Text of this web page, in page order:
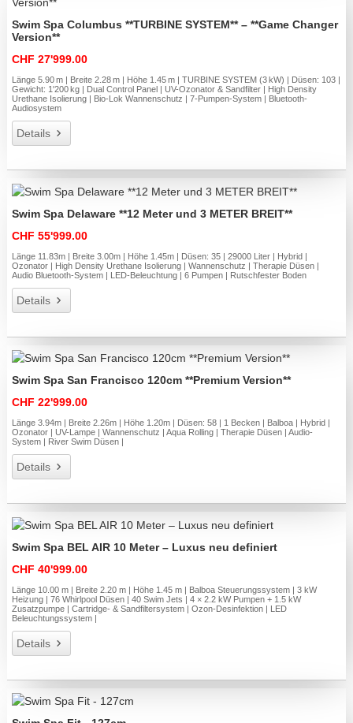
Swim Spa Columbus **TURBINE SYSTEM** – **Game Changer
Version**
CHF 27'999.00
Länge 5.90 m | Breite 2.28 m | Höhe 1.45 m | TURBINE SYSTEM (3 kW) | Düsen: 103 |
Gewicht: 1'200 kg | Dual Control Panel | UV-Ozonator & Sandfilter | High Density
Urethane Isolierung | Bio-Lok Wannenschutz | 7-Pumpen-System | Bluetooth-
Audiosystem
Details
Swim Spa Delaware **12 Meter und 3 METER BREIT**
CHF 55'999.00
Länge 11.83m | Breite 3.00m | Höhe 1.45m | Düsen: 35 | 29000 Liter | Hybrid |
Ozonator | High Density Urethane Isolierung | Wannenschutz | Therapie Düsen |
Audio Bluetooth-System | LED-Beleuchtung | 6 Pumpen | Rutschfester Boden
Details
Swim Spa San Francisco 120cm **Premium Version**
CHF 22'999.00
Länge 3.94m | Breite 2.26m | Höhe 1.20m | Düsen: 58 | 1 Becken | Balboa | Hybrid |
Ozonator | UV-Lampe | Wannenschutz | Aqua Rolling | Therapie Düsen | Audio-
System | River Swim Düsen |
Details
Swim Spa BEL AIR 10 Meter – Luxus neu definiert
CHF 40'999.00
Länge 10.00 m | Breite 2.20 m | Höhe 1.45 m | Balboa Steuerungssystem | 3 kW
Heizung | 76 Whirlpool Düsen | 40 Swim Jets | 4 × 2.2 kW Pumpen + 1.5 kW
Zusatzpumpe | Cartridge- & Sandfiltersystem | Ozon-Desinfektion | LED
Beleuchtungssystem |
Details